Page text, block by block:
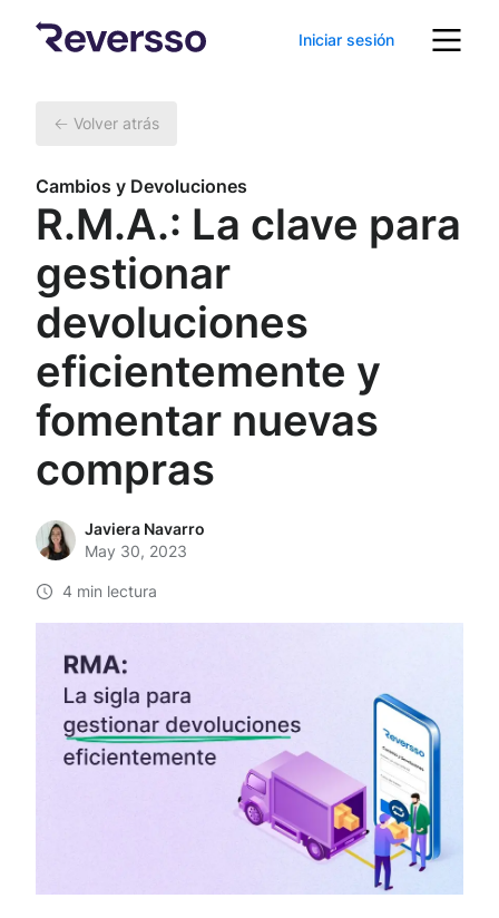
Iniciar sesión
Volver atrás
Cambios y Devoluciones
R.M.A.: La clave para
gestionar
devoluciones
eficientemente y
fomentar nuevas
compras
Javiera Navarro
May 30, 2023
4 min lectura